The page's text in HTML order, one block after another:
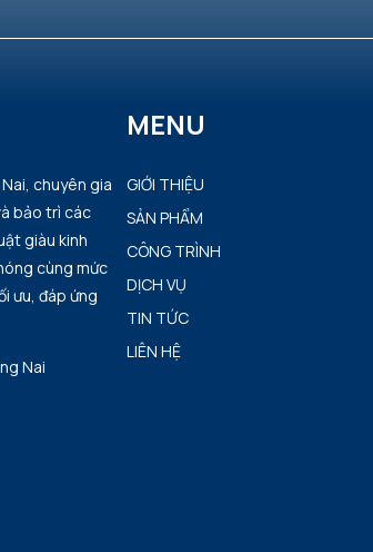
chuyên gia
bảo trì các
giàu kinh
cùng mức
ưu, đáp ứng
Nai
MENU
GIỚI THIỆU
SẢN PHẨM
CÔNG TRÌNH
DỊCH VỤ
TIN TỨC
LIÊN HỆ